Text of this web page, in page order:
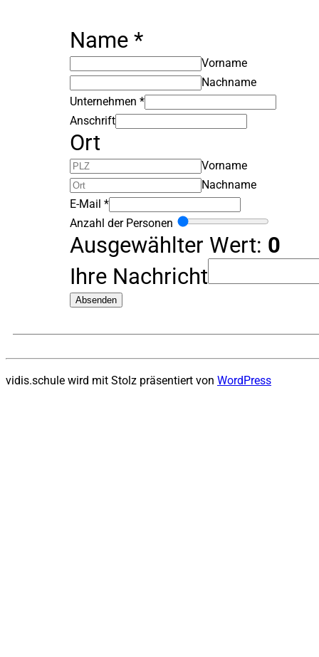
Name *
Vorname
Nachname
Unternehmen *
Anschrift
Ort
Vorname
Nachname
E-Mail *
Anzahl der Personen
Ausgewählter Wert: 0
Ihre Nachricht
Absenden
vidis.schule wird mit Stolz präsentiert von WordPress